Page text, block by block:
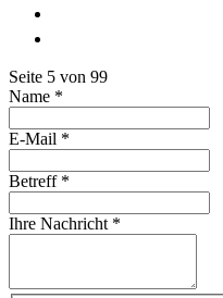
Seite 5 von 99
Name *
E-Mail *
Betreff *
Ihre Nachricht *